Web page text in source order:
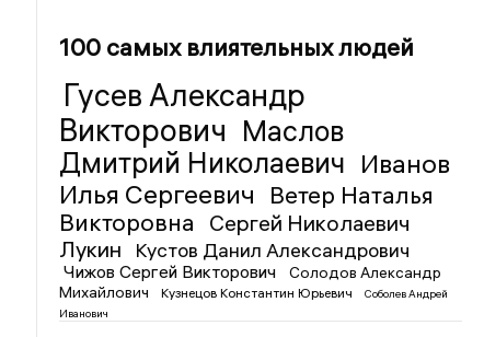
100 самых влиятельных людей
Гусев Александр
Викторович Маслов
Дмитрий Николаевич Иванов
Илья Сергеевич
Ветер Наталья
Викторовна
Сергей Николаевич
Лукин
Кустов Данил Александрович
Чижов Сергей Викторович
Солодов Александр
Михайлович
Кузнецов Константин Юрьевич
Соболев Андрей
Иванович